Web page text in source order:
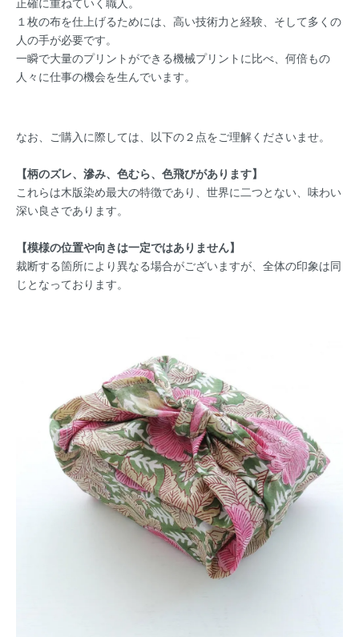
１枚の布を仕上げるためには、高い技術力と経験、そして多くの
人の手が必要です。
一瞬で大量のプリントができる機械プリントに比べ、何倍もの
人々に仕事の機会を生んでいます。
なお、ご購入に際しては、以下の２点をご理解くださいませ。
【柄のズレ、滲み、色むら、色飛びがあります】
これらは木版染め最大の特徴であり、世界に二つとない、味わい
深い良さであります。
【模様の位置や向きは一定ではありません】
裁断する箇所により異なる場合がございますが、全体の印象は同
じとなっております。